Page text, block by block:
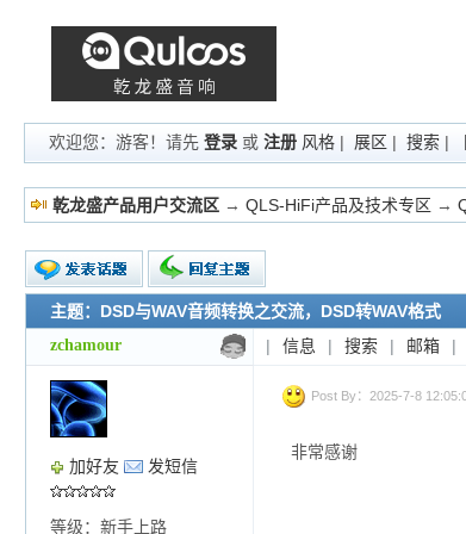
欢迎您：游客！请先登录 或注册 风格 | 展区 |搜索 |
乾龙盛产品用户交流区 →QLS-HiFi产品及技术专区 →
新的主题
投票帖
交易帖
小字报
主题：DSD与WAV音频转换之交流，DSD转WAV格式
zchamour | 信息 | 搜索 | 邮箱 |
加好友 发短信
等级：新手上路
Post By：2025-7-8
非常感谢